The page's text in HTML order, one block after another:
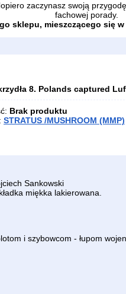
zaczynasz swoją
fachowej porady.
sklepu, mieszczącego się
8. Polands captured
Brak produktu
STRATUS /MUSHROOM (MMP)
Sankowski
miękka lakierowana.
i szybowcom - łupom